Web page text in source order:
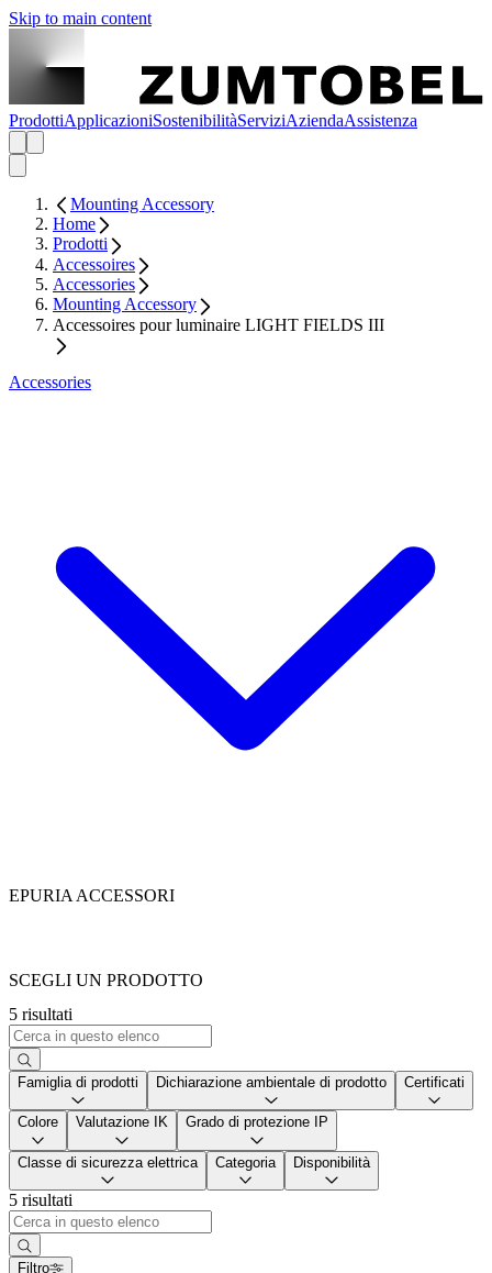
Skip to main content
ProdottiApplicazioniSostenibilitàServiziAziendaAssistenza
Mounting Accessory
Home
Prodotti
Accessoires
Accessories
Mounting Accessory
Accessoires pour luminaire LIGHT FIELDS III
Accessories
EPURIA ACCESSORI
SCEGLI UN PRODOTTO
5 risultati
Famiglia di prodotti Dichiarazione ambientale di prodotto Certificati
Colore Valutazione IK Grado di protezione IP
Classe di sicurezza elettrica Categoria Disponibilità
5 risultati
Filtro